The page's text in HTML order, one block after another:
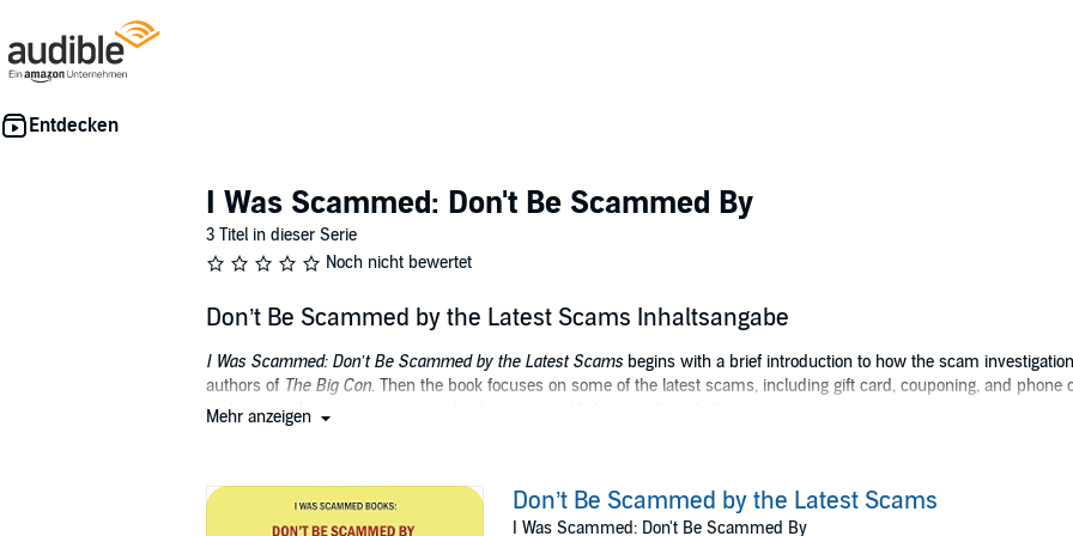
I Was Scammed: Don't Be Scammed By
3 Titel in dieser Serie
Noch nicht bewertet
Don’t Be Scammed by the Latest Scams Inhaltsangabe
I Was Scammed: Don’t Be Scammed by the Latest Scamsbegins with a brief introduction to how the scam
authors of The Big Con. Then the book focuses on some of the latest scams, including gift card, couponing, and
podcast, conference participation, book review, publishing, and marketing service scams.
Gini Graham Scott, PhD, JD, is a nationally known writer, consultant, speaker, and seminar leader, specializing in
personal development, social trends, popular culture, science, and crime. She has published over 50 books with
Mehr anzeigen
Don’t Be Scammed by the Latest Scams
I Was Scammed: Don't Be Scammed By